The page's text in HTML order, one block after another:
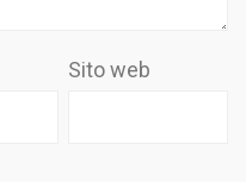
Sito web